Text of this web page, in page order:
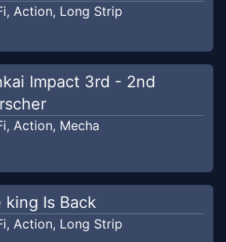
, Action, Long Strip
Impact 3rd - 2nd
, Action, Mecha
king Is Back
, Action, Long Strip